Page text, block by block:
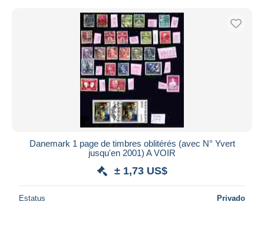
Danemark 1 page de timbres oblitérés (avec N° Yvert
jusqu'en 2001) A VOIR
± 1,73 US$
Estatus Privado